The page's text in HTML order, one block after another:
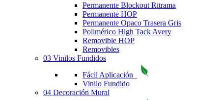
Permanente Blockout Ritrama
Permanente HOP
Permanente Opaco Trasera Gris
Polimérico High Tack Avery
Removible HOP
Removibles
03 Vinilos Fundidos
Fácil Aplicación
Vinilo Fundido
04 Decoración Mural